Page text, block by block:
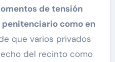
de tensión
como en
que varios privados
del recinto como